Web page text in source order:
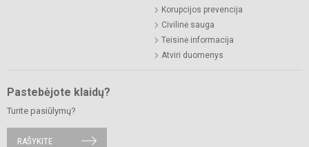
Korupcijos prevencija
Civilinė sauga
Teisinė informacija
Atviri duomenys
Pastebėjote klaidų?
Turite pasiūlymų?
RAŠYKITE